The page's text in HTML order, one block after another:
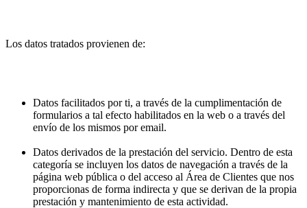
Los datos tratados provienen de:
Datos facilitados por ti, a través de la cumplimentación de
formularios a tal efecto habilitados en la web o a través del
envío de los mismos por email.
Datos derivados de la prestación del servicio. Dentro de esta
categoría se incluyen los datos de navegación a través de la
página web pública o del acceso al Área de Clientes que nos
proporcionas de forma indirecta y que se derivan de la propia
prestación y mantenimiento de esta actividad.